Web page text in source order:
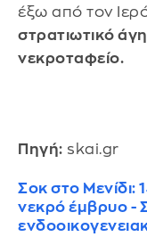
έξω από τον
στρατιωτικό
νεκροταφείο.
Πηγή: skai.gr
Σοκ στο Μενίδι:
νεκρό έμβρυο -